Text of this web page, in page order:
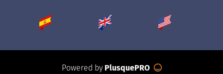
Powered by PlusquePRO